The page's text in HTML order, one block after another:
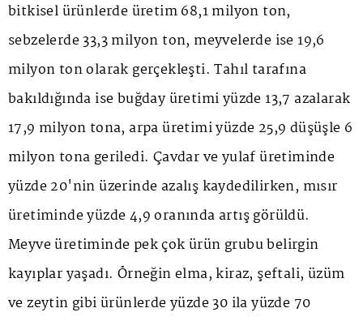
bitkisel ürünlerde üretim 68,1 milyon ton,
sebzelerde 33,3 milyon ton, meyvelerde ise 19,6
milyon ton olarak gerçekleşti. Tahıl tarafına
bakıldığında ise buğday üretimi yüzde 13,7 azalarak
17,9 milyon tona, arpa üretimi yüzde 25,9 düşüşle 6
milyon tona geriledi. Çavdar ve yulaf üretiminde
yüzde 20'nin üzerinde azalış kaydedilirken, mısır
üretiminde yüzde 4,9 oranında artış görüldü.
Meyve üretiminde pek çok ürün grubu belirgin
kayıplar yaşadı. Örneğin elma, kiraz, şeftali, üzüm
ve zeytin gibi ürünlerde yüzde 30 ila yüzde 70